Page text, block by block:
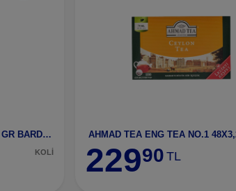
AHMAD TEA EARL GREY 25X2 GR BARDAK POŞET ÇAY-2049 12 ADET
KOLİ 22990 TL